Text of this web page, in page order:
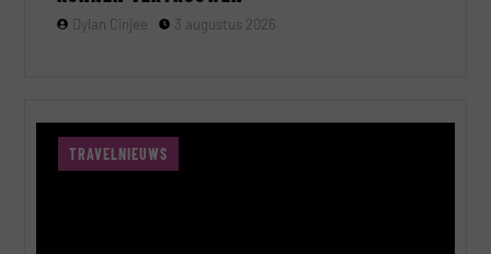
Dylan Cinjee 3 augustus 2026
TRAVELNIEUWS